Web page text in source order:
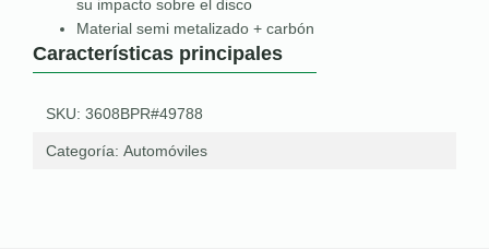
su impacto sobre el disco
Material semi metalizado + carbón
Características principales
SKU: 3608BPR#49788
Categoría: Automóviles